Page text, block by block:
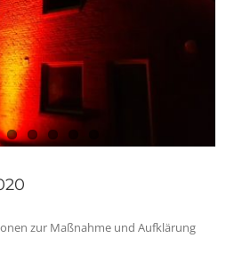
zur Maßnahme und Aufklärung